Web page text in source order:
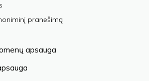
pranešimą
apsauga